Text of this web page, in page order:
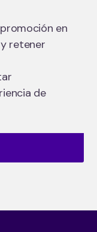
en
retener
de